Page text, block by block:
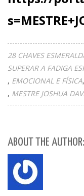
28 CHAVES
SUPERAR A FADIGA
EMOCIONAL E FÍSICA
MESTRE JOSHUA
ABOUT THE